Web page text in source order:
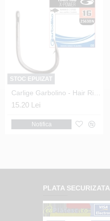
STOC EPUIZAT
15.20 Lei
Notifica
PLATA SECURIZATA